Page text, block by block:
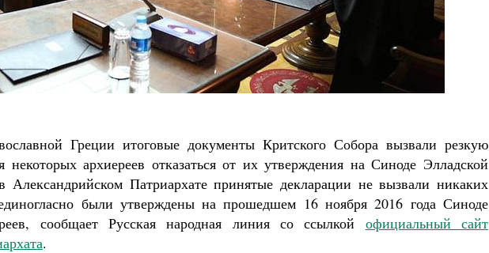
Греции итоговые документы Критского Собора вызвали резкую
некоторых архиереев отказаться от их утверждения на Синоде Элладской
Александрийском Патриархате принятые декларации не вызвали никаких
были утверждены на прошедшем 16 ноября 2016 года Синоде
сообщает Русская народная линия со ссылкой официальный сайт
.
Как найти своё место в жизни
Великомученик Георгий Победоносец. Научись у
Роман Котов